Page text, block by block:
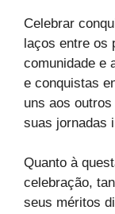
Celebrar
laços entre os
comunidade e
e conquistas
uns aos
suas jornadas
Quanto à
celebração,
seus méritos